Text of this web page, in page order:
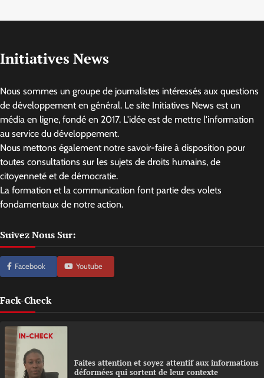
Initiatives News
Nous sommes un groupe de journalistes intéressés aux questions
de développement en général. Le site Initiatives News est un
média en ligne, fondé en 2017. L'idée est de mettre l'information
au service du développement.
Nous mettons également notre savoir-faire à disposition pour
toutes consultations sur les sujets de droits humains, de
citoyenneté et de démocratie.
La formation et la communication font partie des volets
fondamentaux de notre action.
Suivez Nous Sur:
Facebook Youtube
Fack-Check
Faites attention et soyez attentif aux informations
déformées qui sortent de leur contexte